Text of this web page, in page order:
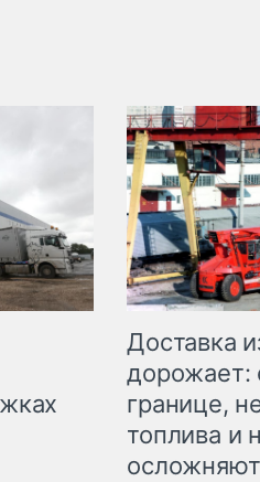
Доставка
дорожает:
границе,
топлива и